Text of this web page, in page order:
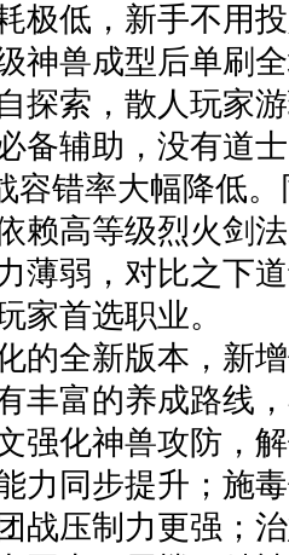
极低，新手不用
神兽成型后单刷
探索，散人玩家
备辅助，没有道
容错率大幅降低
赖高等级烈火剑
薄弱，对比之下
家首选职业。
新版本，新增
丰富的养成路线
强化神兽攻防，
力同步提升；施
战压制力更强；